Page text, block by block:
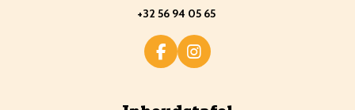
+32 56 94 05 65
F
a
I
n
t